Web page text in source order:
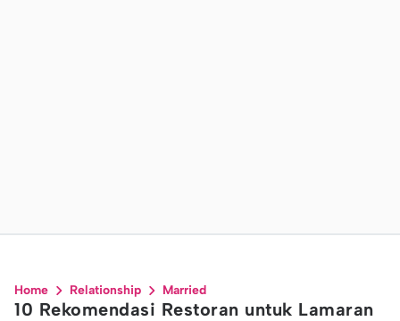
Home Relationship Married
10 Rekomendasi Restoran untuk Lamaran